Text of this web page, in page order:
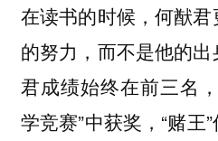
在读书的时候，何猷
的努力，而不是他的
君成绩始终在前三名
学竞赛”中获奖，“赌王